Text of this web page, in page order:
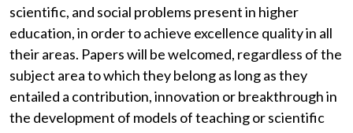
scientific, and social problems present in higher
education, in order to achieve excellence quality in all
their areas. Papers will be welcomed, regardless of the
subject area to which they belong as long as they
entailed a contribution, innovation or breakthrough in
the development of models of teaching or scientific